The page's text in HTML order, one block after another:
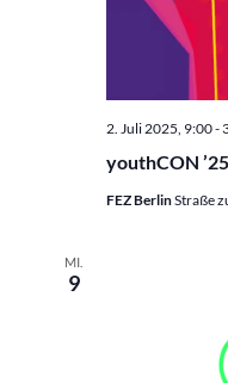
youthCON ’25
2. Juli 2025, 9:00-
FEZ BerlinStraße
MI.
9